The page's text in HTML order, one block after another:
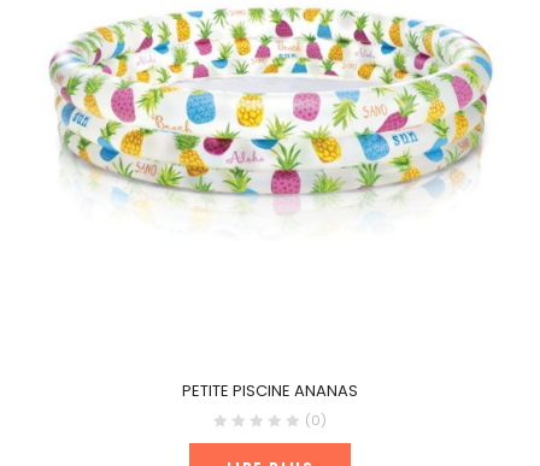
PETITE PISCINE ANANAS
(0)